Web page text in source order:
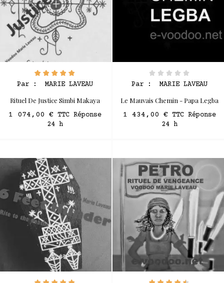
Par : MARIE LAVEAU
Rituel De Justice Simbi Makaya
1 074,00 € TTC Réponse
24 h
Par : MARIE LAVEAU
Le Mauvais Chemin - Papa Legba
1 434,00 € TTC Réponse
24 h